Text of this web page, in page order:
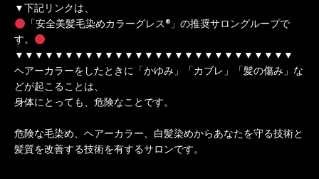
▼下記リンクは、
「安全美髪毛染めカラーグレス®」の推奨サロングループで
す。
▼▼▼▼▼▼▼▼▼▼▼▼▼▼▼▼▼▼▼▼▼▼▼▼▼▼▼▼
ヘアーカラーをしたときに「かゆみ」「カブレ」「髪の傷み」な
どが起こることは、
身体にとっても、危険なことです。
危険な毛染め、ヘアーカラー、白髪染めからあなたを守る技術と
髪質を改善する技術を有するサロンです。